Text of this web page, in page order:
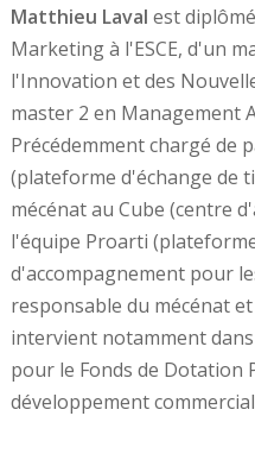
Matthieu Laval est
Marketing à l'ESCE, d'un
l'Innovation et des
master 2 en Management
Précédemment chargé de
(plateforme d'échange de
mécénat au Cube (centre
l'équipe Proarti
d'accompagnement pour
responsable du mécénat
intervient notamment
pour le Fonds de Dotation
développement